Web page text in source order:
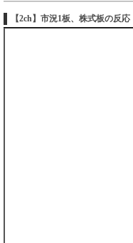
【2ch】市況1板、株式板の反応